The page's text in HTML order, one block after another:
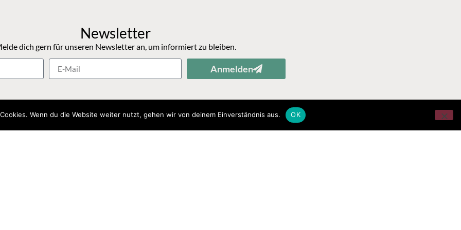
Newsletter
dich gern für unseren Newsletter an, um informiert zu bleiben.
Anmelden
Wenn du die Website weiter nutzt, gehen wir von deinem Einverständnis aus. OK